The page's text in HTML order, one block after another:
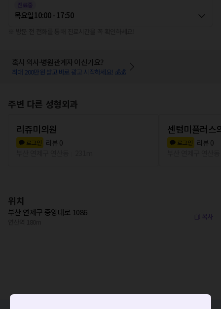
진료중
목요일10:00 - 17:50
혹시 의사·병원관계자 이신가요?
최대 200만원 받고 바로 광고 시작하세요! 💰💰
주변 다른 성형외과
리쥬미의원
로그인 리뷰 0
센텀미플러스
로그인 리뷰 0
위치
부산 연제구 중앙대로 1086 복사